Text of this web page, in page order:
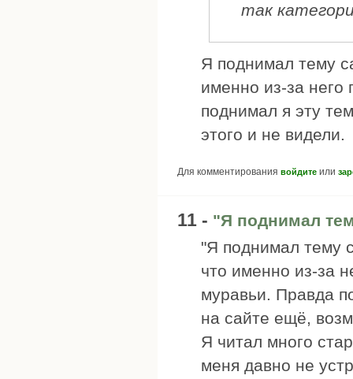
так
Я поднимал тему
именно из-за него
поднимал я эту
этого и не видели.
Для комментирования войдите или
11 - "Я поднимал
"Я поднимал тему
что именно из-за
муравьи. Правда
на сайте ещё,
Я читал много
меня давно не